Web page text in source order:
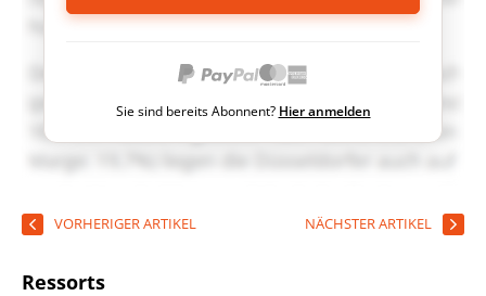
Sie sind bereits Abonnent? Hier anmelden
VORHERIGER ARTIKEL NÄCHSTER ARTIKEL
Ressorts